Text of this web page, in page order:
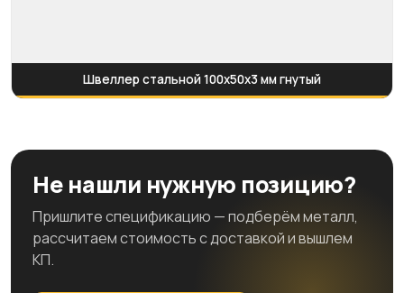
Швеллер стальной 100x50x3 мм гнутый
Не нашли нужную позицию?
Пришлите спецификацию — подберём металл,
рассчитаем стоимость с доставкой и вышлем
КП.